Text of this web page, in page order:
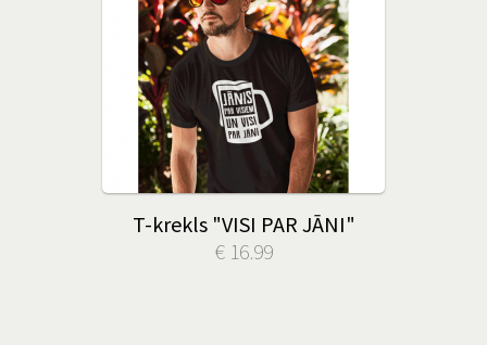
T-krekls "VISI PAR JĀNI"
€ 16.99